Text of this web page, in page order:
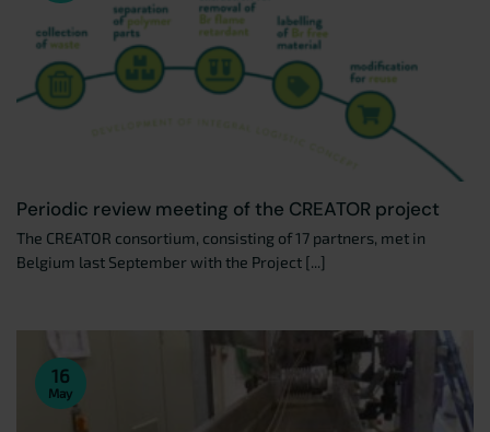
Periodic review meeting of the CREATOR project
The CREATOR consortium, consisting of 17 partners, met in
Belgium last September with the Project [...]
16
May